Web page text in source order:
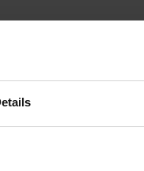
sebou stabilní zázemí